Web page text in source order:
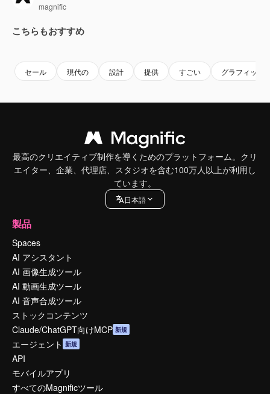
magnific
こちらもおすすめ
セール 現代の 設計 提供 すごい グラフィック
最高のクリエイティブ制作を導くためのプラットフォーム。クリ
エイター、企業、代理店、スタジオを含む100万人以上が利用し
ています。
日本語
製品
Spaces
AI アシスタント
AI 画像生成ツール
AI 動画生成ツール
AI 音声合成ツール
ストックコンテンツ
Claude/ChatGPT向けMCP 新規
エージェント 新規
API
モバイルアプリ
すべてのMagnificツール